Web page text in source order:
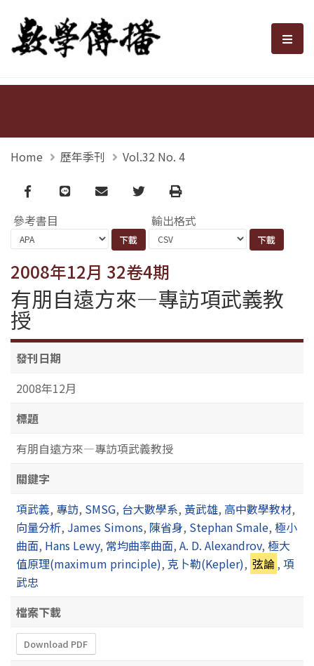
數學傳播 選
Home 歷年季刊 Vol.32 No. 4
Facebook
line email TwitterPrint
參考書目 輸出格式
2008年12月 32卷4期
有朋自遠方來—專訪項武義教
授
發刊日期
2008年12月
標題
有朋自遠方來—專訪項武義教授
關鍵字
項武義, 專訪, SMSG, 台大數學系, 黃武雄, 高中數學教材,
向量分析, James Simons, 陳省身, Stephan Smale, 極小
曲面, Hans Lewy, 常均曲率曲面, A. D. Alexandrov, 極大
值原理(maximum principle), 克卜勒(Kepler), 弦論,項
武忠
檔案下載
Download PDF